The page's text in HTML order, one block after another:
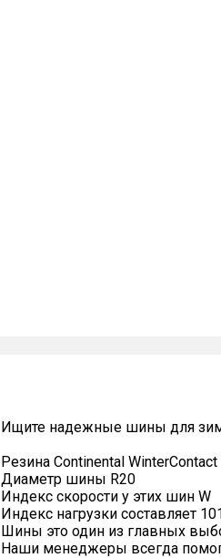
Ищите надежные шины для
Резина Continental
Диаметр шины R20
Индекс скорости у этих шин W
Индекс нагрузки составляет
Шины это один из главных
Наши менеджеры всегда